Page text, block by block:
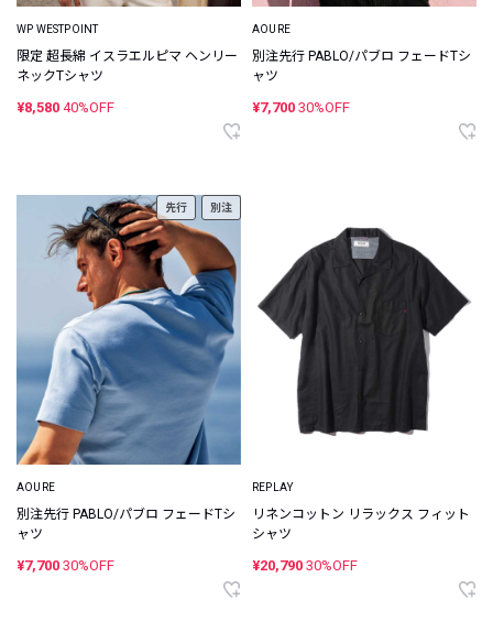
WP WESTPOINT
限定 超長綿 イスラエルピマ ヘンリー
ネックTシャツ
¥8,580 40%OFF
AOURE
別注先行 PABLO/パブロ フェードTシ
ャツ
¥7,700 30%OFF
先行 別注
AOURE
別注先行 PABLO/パブロ フェードTシ
ャツ
¥7,700 30%OFF
REPLAY
リネンコットン リラックス フィット
シャツ
¥20,790 30%OFF